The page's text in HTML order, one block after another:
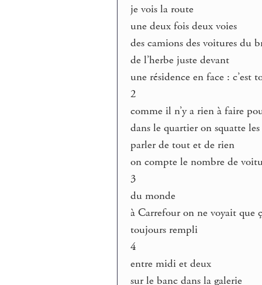
je vois la route
une deux fois deux voies
des camions des voitures du
de l’herbe juste devant
une résidence en face : c’est
2
comme il n’y a rien à faire
dans le quartier on squatte
parler de tout et de rien
on compte le nombre de
3
du monde
à Carrefour on ne voyait que
toujours rempli
4
entre midi et deux
sur le banc dans la galerie